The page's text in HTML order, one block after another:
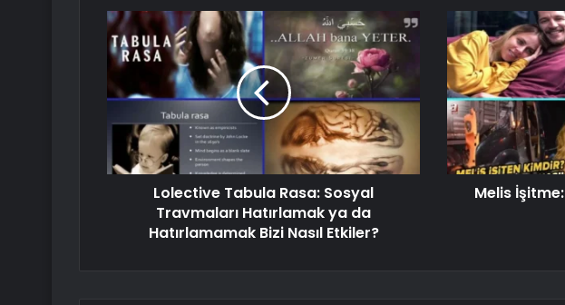
Lolective Tabula Rasa: Sosyal
Travmaları Hatırlamak ya da
Hatırlamamak Bizi Nasıl Etkiler?
Melis